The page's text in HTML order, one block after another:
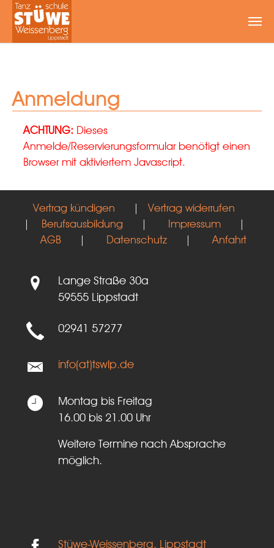
Anmeldung
ACHTUNG: Dieses
Anmelde/Reservierungsformular benötigt einen
Browser mit aktiviertem Javascript.
Vertrag kündigen |Vertrag widerrufen
| Berufsausbildung | Impressum|
AGB| Datenschutz| Anfahrt
Lange Straße 30a
59555 Lippstadt
02941 57277
info(at)tswlp.de
Montag bis Freitag
16.00 bis 21.00 Uhr
Weitere Termine nach Absprache
möglich.
Stüwe-Weissenberg, Lippstadt